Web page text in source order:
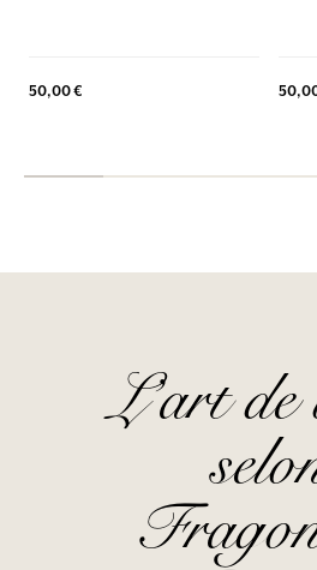
50,00 €
L’art